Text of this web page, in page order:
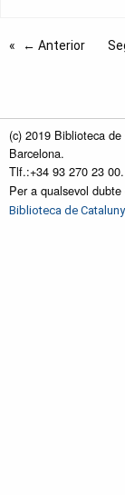
← Anterior
(c) 2019 Biblioteca
Barcelona.
Tlf.:+34 93 270 23
Per a qualsevol
Biblioteca de